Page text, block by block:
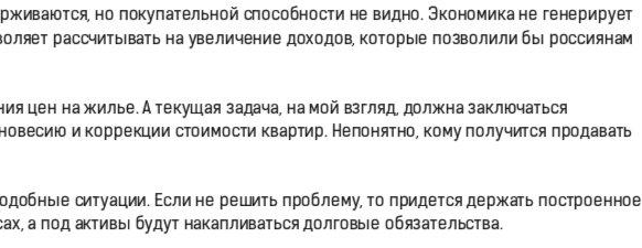
но покупательной способности не видно. Экономика не генерирует
рассчитывать на увеличение доходов, которые позволили бы россиянам
цен на жилье. А текущая задача, на мой взгляд, должна заключаться
и коррекции стоимости квартир. Непонятно, кому получится продавать
ситуации. Если не решить проблему, то придется держать построенное
а под активы будут накапливаться долговые обязательства.